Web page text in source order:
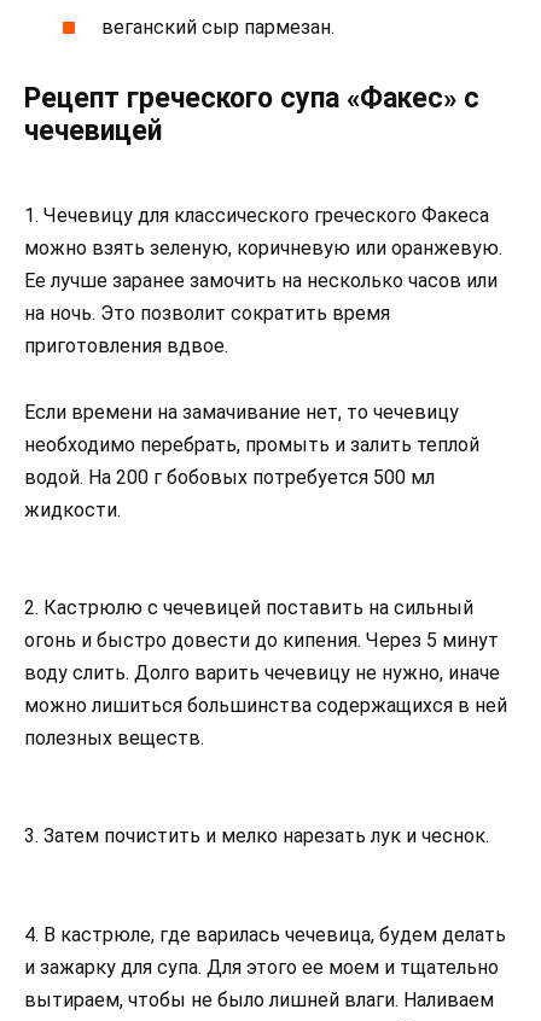
веганский сыр пармезан.
Рецепт греческого супа «Факес» с
чечевицей
1. Чечевицу для классического греческого Факеса
можно взять зеленую, коричневую или оранжевую.
Ее лучше заранее замочить на несколько часов или
на ночь. Это позволит сократить время
приготовления вдвое.
Если времени на замачивание нет, то чечевицу
необходимо перебрать, промыть и залить теплой
водой. На 200 г бобовых потребуется 500 мл
жидкости.
2. Кастрюлю с чечевицей поставить на сильный
огонь и быстро довести до кипения. Через 5 минут
воду слить. Долго варить чечевицу не нужно, иначе
можно лишиться большинства содержащихся в ней
полезных веществ.
3. Затем почистить и мелко нарезать лук и чеснок.
4. В кастрюле, где варилась чечевица, будем делать
и зажарку для супа. Для этого ее моем и тщательно
вытираем, чтобы не было лишней влаги. Наливаем